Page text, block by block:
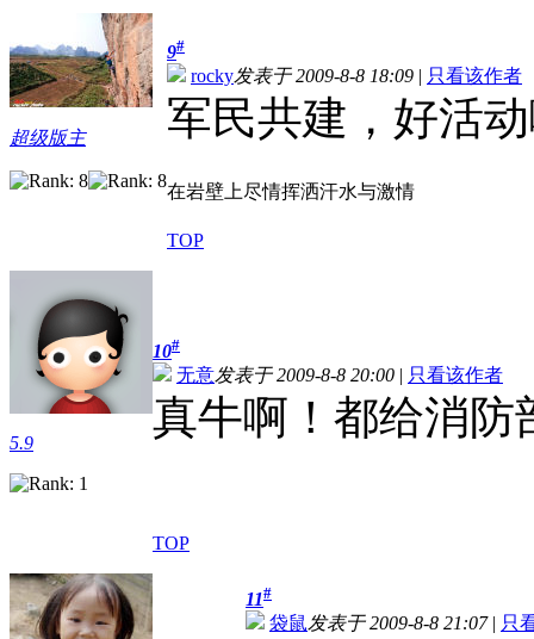
超级版主
9#
rocky发表于 2009-8-8 18:09 | 只看该作者
军民共建，好活
在岩壁上尽情挥洒汗水与激情
TOP
5.9
10#
无意发表于 2009-8-8 20:00 | 只看该作者
真牛啊！都给消防
TOP
11#
袋鼠发表于 2009-8-8 21:07| 只